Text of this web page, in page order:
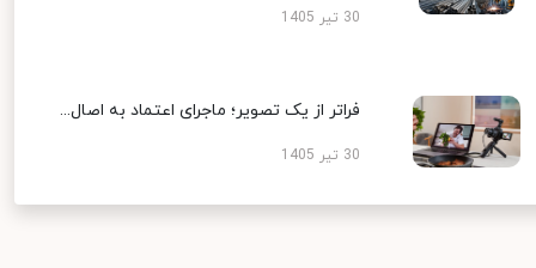
30 تیر 1405
فراتر از یک تصویر؛ ماجرای اعتماد به اصال...
30 تیر 1405